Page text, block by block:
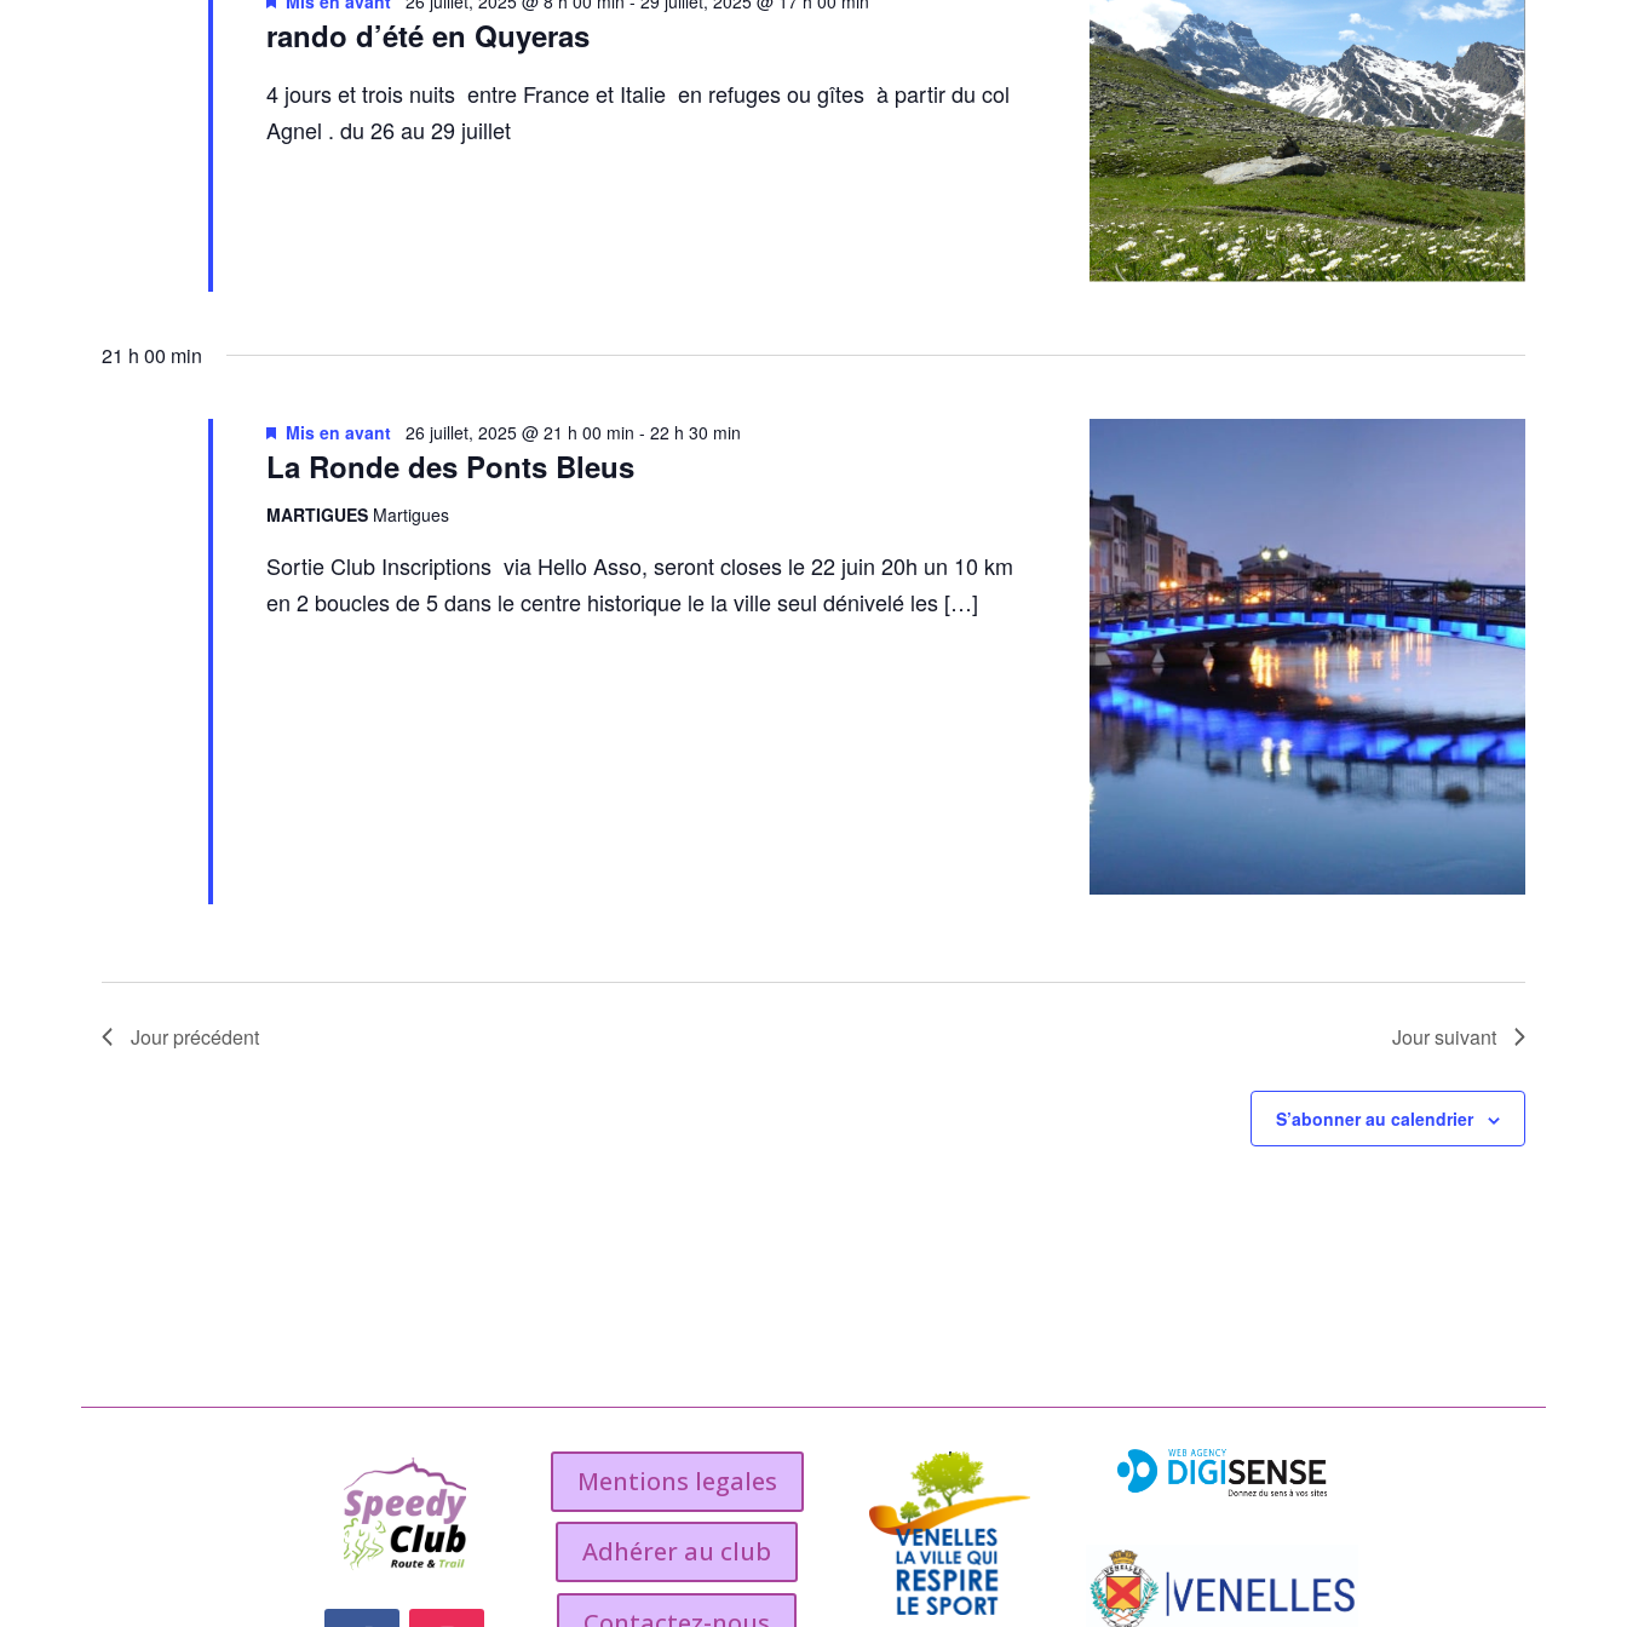
rando d’été en Quyeras
4 jours et trois nuits entre France et Italie en refuges ou gîtes à partir du col
Agnel . du 26 au 29 juillet
21 h 00 min
La Ronde des Ponts Bleus
Mis en avant 26 juillet, 2025 @ 21 h 00 min - 22 h 30 min
MARTIGUES Martigues
Sortie Club Inscriptions via Hello Asso, seront closes le 22 juin 20h un 10 km
en 2 boucles de 5 dans le centre historique le la ville seul dénivelé les […]
Jour précédent Jour suivant
S’abonner au calendrier
Mentions legales
Adhérer au club